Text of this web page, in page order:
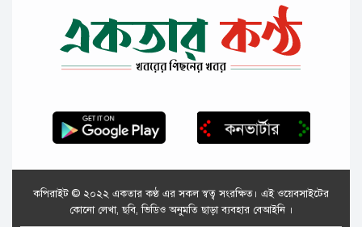
কপিরাইট © ২০২২ একতার কণ্ঠ এর সকল স্বত্ব সংরক্ষিত। এই ওয়েবসাইটের
কোনো লেখা, ছবি, ভিডিও অনুমতি ছাড়া ব্যবহার বেআইনি ।